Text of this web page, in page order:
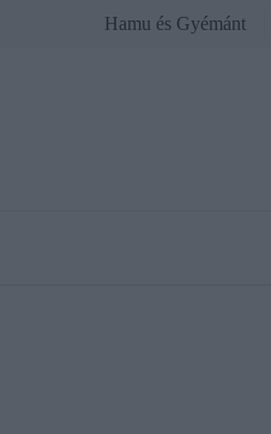
Hamu és Gyémánt